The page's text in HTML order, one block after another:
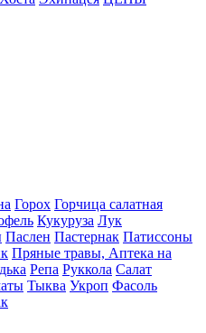
Горох Горчица салатная
Кукуруза Лук
Паслен Пастернак Патиссоны
Пряные травы, Аптека на
Репа Руккола Салат
Тыква Укроп Фасоль